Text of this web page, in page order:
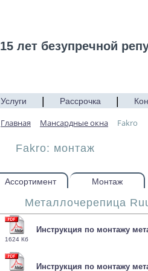
15 лет безупречной
Услуги Рассрочка
Главная Мансардные окна Fakro
Fakro: монтаж
Ассортимент Монтаж
Металлочерепица
1624 Кб
Инструкция по монтажу
Инструкция по монтажу